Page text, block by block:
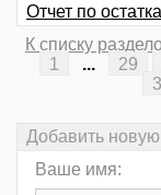
Отчет по
К списку
1
... 29
Добавить
Ваше имя: